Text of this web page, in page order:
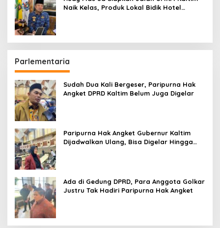
Naik Kelas, Produk Lokal Bidik Hotel
Parlementaria
Sudah Dua Kali Bergeser, Paripurna Hak
Angket DPRD Kaltim Belum Juga Digelar
Paripurna Hak Angket Gubernur Kaltim
Dijadwalkan Ulang, Bisa Digelar Hingga
Ada di Gedung DPRD, Para Anggota Golkar
Justru Tak Hadiri Paripurna Hak Angket